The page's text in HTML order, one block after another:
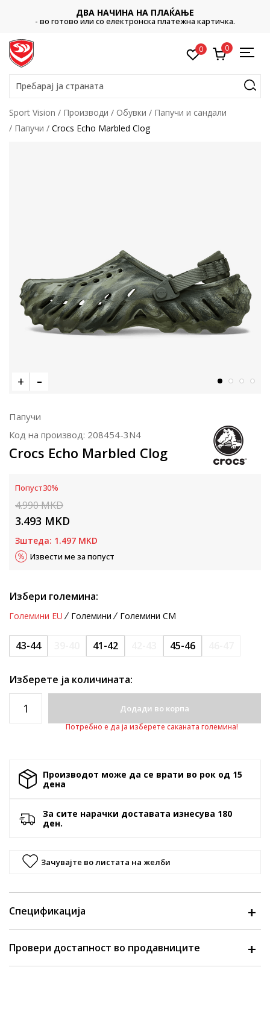
ДВА НАЧИНА НА ПЛАЌАЊЕ
- во готово или со електронска платежна картичка.
0 0
Пребарај ја страната
Sport Vision Производи Обувки
Папучи и сандали
Папучи
Crocs Echo Marbled Clog
Папучи
Код на производ: 208454-3N4
Crocs Echo Marbled Clog
Попуст30%
4.990MKD
3.493 MKD
Зштеда: 1.497 MKD
Извести ме за попуст
Избери големина:
Големини EU Големини Големини CM
43-44 41-42 45-46
Изберете ја количината:
Додади во корпа
Потребно е да ја изберете саканата големина!
Производот може да се врати во рок од 15
денa
За сите нарачки доставата изнесува 180
ден.
Зачувајте во листата на желби
Спецификација
Провери достапност во продавниците